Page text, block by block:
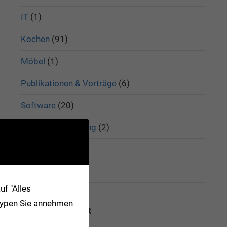
IT(1)
Kochen (91)
Möbel (1)
Publikationen & Vorträge(6)
Software(20)
Umwelt & Recycling (2)
SCHLAGWÖRTER
"Alles
Sie annehmen